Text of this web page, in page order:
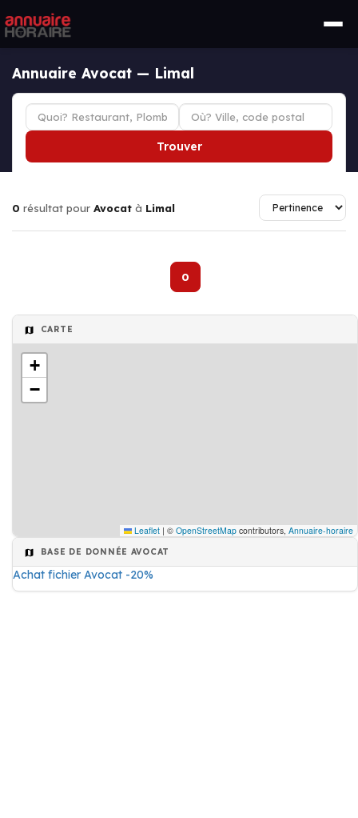
Annuaire Avocat — Limal
Trouver
0 résultat pour Avocat à Limal
0
CARTE
+
−
Leaflet | © OpenStreetMap contributors, Annuaire-horaire
BASE DE DONNÉE AVOCAT
Achat fichier Avocat -20%